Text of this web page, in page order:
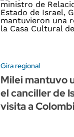
Gira regional
Milei mantuvo
el canciller de
visita a